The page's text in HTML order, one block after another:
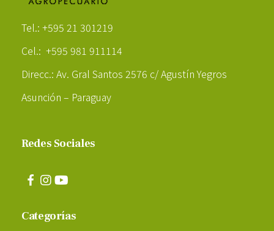
Tel.: +595 21 301219
Cel.: +595 981 911114
Direcc.: Av. Gral Santos 2576 c/ Agustín Yegros
Asunción – Paraguay
Redes Sociales
Categorías